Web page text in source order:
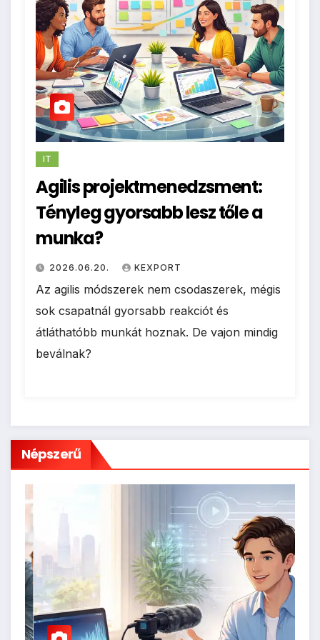
IT
Agilis projektmenedzsment:
Tényleg gyorsabb lesz tőle a
munka?
2026.06.20. KEXPORT
Az agilis módszerek nem csodaszerek, mégis
sok csapatnál gyorsabb reakciót és
átláthatóbb munkát hoznak. De vajon mindig
beválnak?
Népszerű